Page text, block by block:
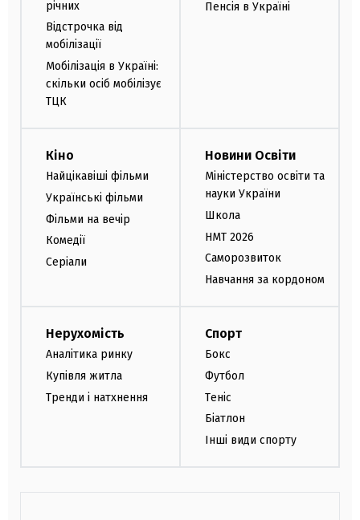
річних
Відстрочка від
мобілізації
Мобілізація в Україні:
скільки осіб мобілізує
ТЦК
Пенсія в Україні
Кіно
Найцікавіші фільми
Українські фільми
Фільми на вечір
Комедії
Серіали
Новини Освіти
Міністерство освіти та
науки України
Школа
НМТ 2026
Саморозвиток
Навчання за кордоном
Нерухомість
Аналітика ринку
Купівля житла
Тренди і натхнення
Спорт
Бокс
Футбол
Теніс
Біатлон
Інші види спорту